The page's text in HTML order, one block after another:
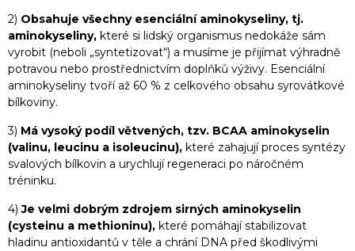
2) Obsahuje všechny esenciální aminokyseliny, tj.
aminokyseliny, které si lidský organismus nedokáže sám
vyrobit (neboli „syntetizovat“) a musíme je přijímat výhradně
potravou nebo prostřednictvím doplňků výživy. Esenciální
aminokyseliny tvoří až 60 % z celkového obsahu syrovátkové
bílkoviny.
3) Má vysoký podíl větvených, tzv. BCAA aminokyselin
(valinu, leucinu a isoleucinu), které zahajují proces syntézy
svalových bílkovin a urychlují regeneraci po náročném
tréninku.
4)Je velmi dobrým zdrojem sirných aminokyselin
(cysteinu a methioninu), které pomáhají stabilizovat
hladinu antioxidantů v těle a chrání DNA před škodlivými